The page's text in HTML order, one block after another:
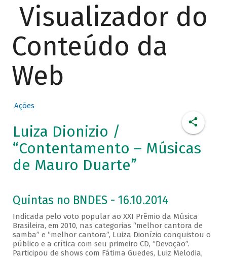
Visualizador do
Conteúdo da
Web
Ações
Luiza Dionizio /
“Contentamento – Músicas
de Mauro Duarte”
Quintas no BNDES - 16.10.2014
Indicada pelo voto popular ao XXI Prêmio da Música
Brasileira, em 2010, nas categorias “melhor cantora de
samba” e “melhor cantora”, Luiza Dionízio conquistou o
público e a crítica com seu primeiro CD, “Devoção”.
Participou de shows com Fátima Guedes, Luiz Melodia,